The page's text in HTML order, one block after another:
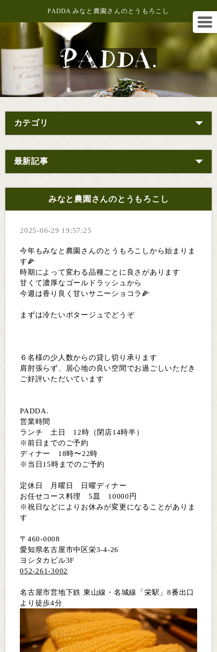
PADDA みなと農園さんのとうもろこし
カテゴリ
最新記事
みなと農園さんのとうもろこし
2025-06-29 19:57:25
今年もみなと農園さんのとうもろこしから始まりま
す🌽
時期によって変わる品種ごとに良さがあります
甘くて濃厚なゴールドラッシュから
今週は香り良く甘いサニーショコラ🌽
まずは冷たいポタージュでどうぞ
６名様の少人数からの貸し切り承ります
肩肘張らず、居心地の良い空間でお過ごしいただき
ご好評いただいています
PADDA.
営業時間
ランチ 土日 12時（閉店14時半）
※前日までのご予約
ディナー 18時〜22時
※当日15時までのご予約
定休日 月曜日 日曜ディナー
お任せコース料理 5皿 10000円
※祝日などによりお休みが変更になることがありま
す
〒460-0008
愛知県名古屋市中区栄3-4-26
ヨシタカビル3F
052-261-3002
名古屋市営地下鉄 東山線・名城線「栄駅」8番出口
より徒歩4分